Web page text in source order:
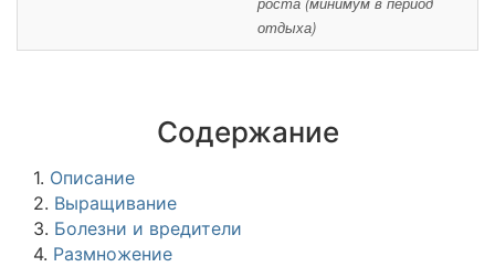
отдыха)
Содержание
1. Описание
2. Выращивание
3. Болезни и вредители
4. Размножение